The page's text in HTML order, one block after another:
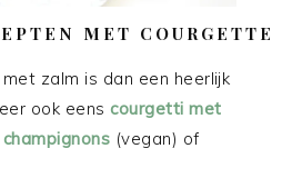
MET COURGETTE
zalm is dan een heerlijk
ook eenscourgetti met
(vegan) of